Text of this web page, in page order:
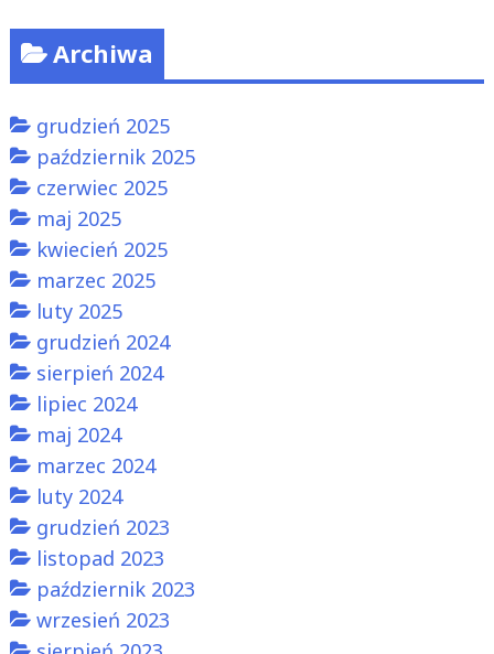
Archiwa
grudzień 2025
październik 2025
czerwiec 2025
maj 2025
kwiecień 2025
marzec 2025
luty 2025
grudzień 2024
sierpień 2024
lipiec 2024
maj 2024
marzec 2024
luty 2024
grudzień 2023
listopad 2023
październik 2023
wrzesień 2023